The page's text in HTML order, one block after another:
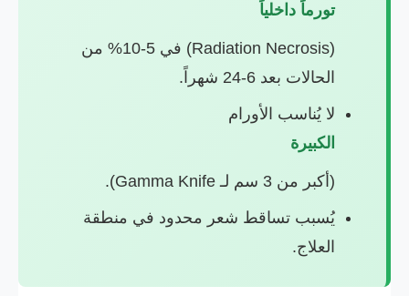
تورماً داخلياً
(Radiation Necrosis) في 5-10% من
الحالات بعد 6-24 شهراً.
لا يُناسب الأورام
الكبيرة
(أكبر من 3 سم لـ Gamma Knife).
يُسبب تساقط شعر محدود في منطقة
العلاج.